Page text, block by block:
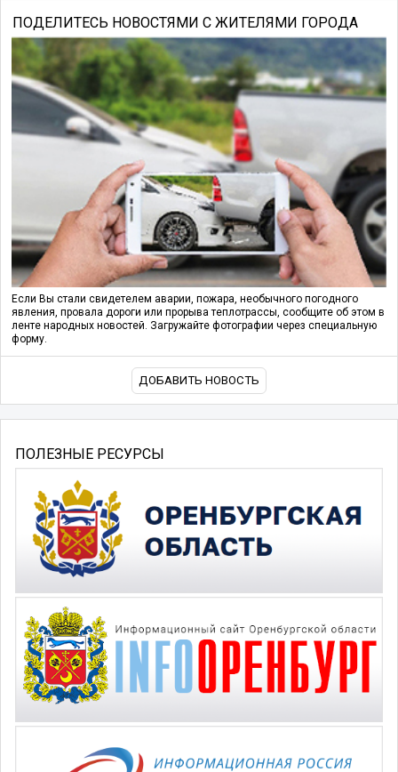
ПОДЕЛИТЕСЬ НОВОСТЯМИ С ЖИТЕЛЯМИ ГОРОДА
Если Вы стали свидетелем аварии, пожара, необычного погодного
явления, провала дороги или прорыва теплотрассы, сообщите об этом в
ленте народных новостей. Загружайте фотографии через специальную
форму.
ДОБАВИТЬ НОВОСТЬ
ПОЛЕЗНЫЕ РЕСУРСЫ